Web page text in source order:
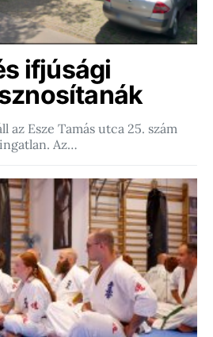
ifjúsági
az Esze Tamás utca 25. szám
Az…